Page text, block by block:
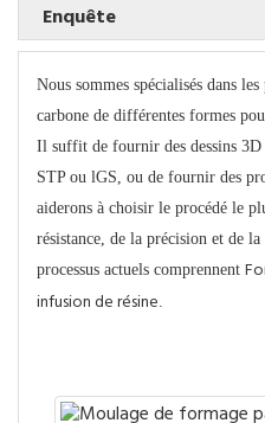
Enquête
Nous sommes spécialisés dans
carbone de différentes formes
Il suffit de fournir des dessins 3D
STP ou lGS, ou de fournir des
aiderons à choisir le procédé le
résistance, de la précision et de
processus actuels comprennent
infusion de résine